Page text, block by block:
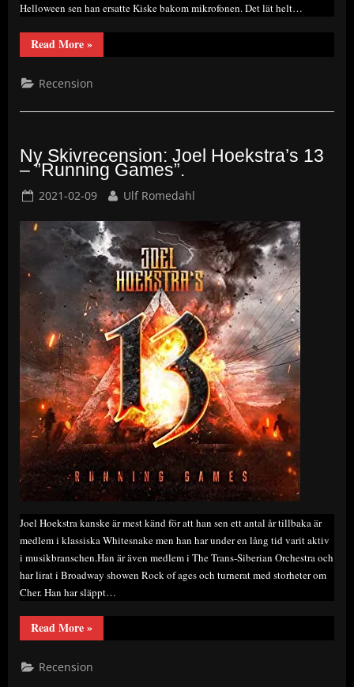
Helloween sen han ersatte Kiske bakom mikrofonen. Det lät helt…
Read More“Ny
Skivrecension:
”S/T”.
efterlängtad
»
Recension
Ny Skivrecension: Joel Hoekstra’s 13
– ”Running Games”.
Posted
2021-02-09 By
Ulf Romedahl
Joel Hoekstra kanske är mest känd för att han sen ett antal år tillbaka är
medlem i klassiska Whitesnake men han har under en lång tid varit aktiv
i musikbranschen.Han är även medlem i The Trans-Siberian Orchestra och
har lirat i Broadway showen Rock of ages och turnerat med storheter om
Cher. Han har släppt…
Read More“Ny
Skivrecension:
13
»
Recension